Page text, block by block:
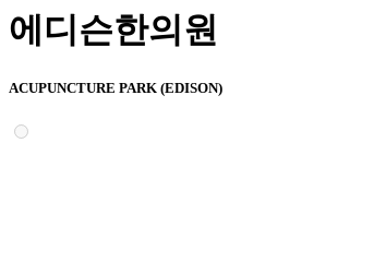
에디슨한의원
ACUPUNCTURE PARK (EDISON)